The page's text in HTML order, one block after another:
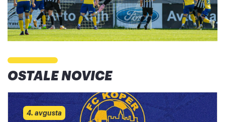
OSTALE NOVICE
4. avgusta